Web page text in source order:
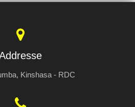
Kinshasa - RDC